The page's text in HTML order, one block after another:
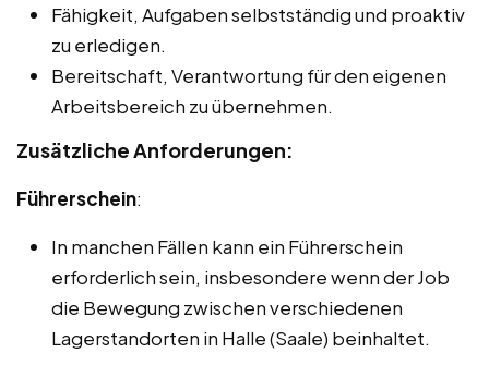
Fähigkeit, Aufgaben selbstständig und proaktiv
zu erledigen.
Bereitschaft, Verantwortung für den eigenen
Arbeitsbereich zu übernehmen.
Zusätzliche Anforderungen:
Führerschein:
In manchen Fällen kann ein Führerschein
erforderlich sein, insbesondere wenn der Job
die Bewegung zwischen verschiedenen
Lagerstandorten in Halle (Saale) beinhaltet.